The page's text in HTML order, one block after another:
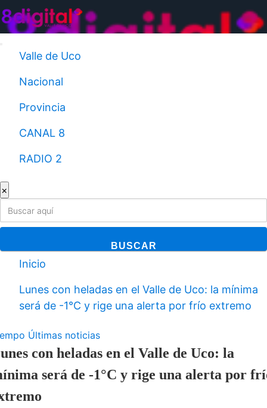
Saltar
al
contenido
Valle de Uco
Nacional
Provincia
CANAL 8
RADIO 2
×
BUSCAR
Inicio
Lunes con heladas en el Valle de Uco: la mínima
será de -1°C y rige una alerta por frío extremo
Últimas noticias
con heladas en el Valle de Uco: la
será de -1°C y rige una alerta por